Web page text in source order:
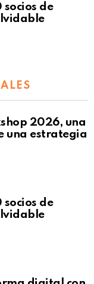
socios de
2026, una
una estrategia
socios de